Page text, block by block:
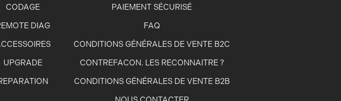
CODAGE
DIAG
UPGRADE
PAIEMENT SÉCURISÉ
FAQ
CONDITIONS GÉNÉRALES DE VENTE B2C
CONTREFACON. LES RECONNAITRE ?
CONDITIONS GÉNÉRALES DE VENTE B2B